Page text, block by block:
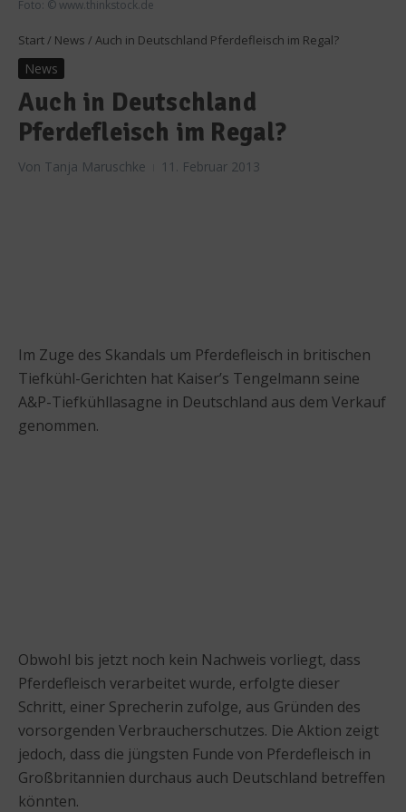
Foto: © www.thinkstock.de
Start / News / Auch in Deutschland Pferdefleisch im Regal?
News
Auch in Deutschland
Pferdefleisch im Regal?
Von Tanja Maruschke 11. Februar 2013
Im Zuge des Skandals um Pferdefleisch in britischen
Tiefkühl-Gerichten hat Kaiser’s Tengelmann seine
A&P-Tiefkühllasagne in Deutschland aus dem Verkauf
genommen.
Obwohl bis jetzt noch kein Nachweis vorliegt, dass
Pferdefleisch verarbeitet wurde, erfolgte dieser
Schritt, einer Sprecherin zufolge, aus Gründen des
vorsorgenden Verbraucherschutzes. Die Aktion zeigt
jedoch, dass die jüngsten Funde von Pferdefleisch in
Großbritannien durchaus auch Deutschland betreffen
könnten.